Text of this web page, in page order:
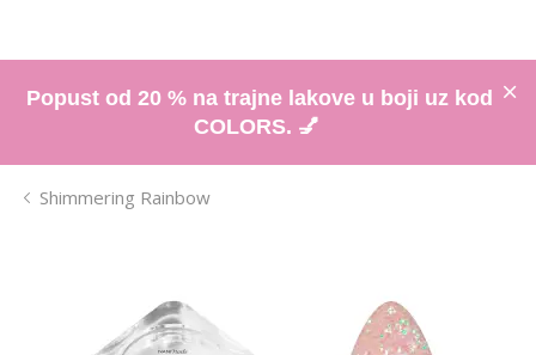
Popust od 20 % na trajne lakove u boji uz kod
COLORS. 💅
Shimmering Rainbow